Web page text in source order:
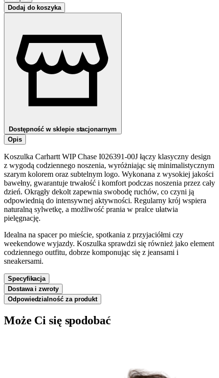
Dodaj do koszyka
Dostępność w sklepie stacjonarnym
Opis
Koszulka Carhartt WIP Chase I026391-00J łączy klasyczny design
z wygodą codziennego noszenia, wyróżniając się minimalistycznym
szarym kolorem oraz subtelnym logo. Wykonana z wysokiej jakości
bawełny, gwarantuje trwałość i komfort podczas noszenia przez cały
dzień. Okrągły dekolt zapewnia swobodę ruchów, co czyni ją
odpowiednią do intensywnej aktywności. Regularny krój wspiera
naturalną sylwetkę, a możliwość prania w pralce ułatwia
pielęgnację.
Idealna na spacer po mieście, spotkania z przyjaciółmi czy
weekendowe wyjazdy. Koszulka sprawdzi się również jako element
codziennego outfitu, dobrze komponując się z jeansami i
sneakersami.
Specyfikacja
Dostawa i zwroty
Odpowiedzialność za produkt
Może Ci się spodobać